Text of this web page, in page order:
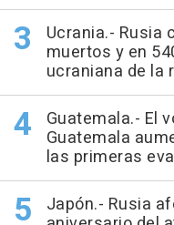
Ucrania.- Rusia
muertos y en
ucraniana de la
Guatemala.- El
Guatemala
las primeras
Japón.- Rusia